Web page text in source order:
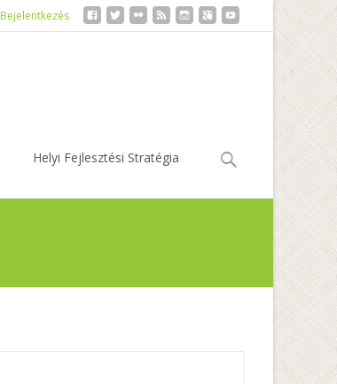
Bejelentkezés
Helyi Fejlesztési Stratégia Keresés: